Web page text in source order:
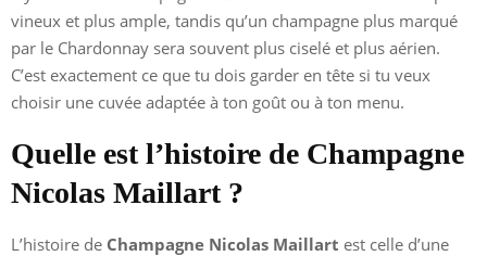
vineux et plus ample, tandis qu’un champagne plus marqué
par le Chardonnay sera souvent plus ciselé et plus aérien.
C’est exactement ce que tu dois garder en tête si tu veux
choisir une cuvée adaptée à ton goût ou à ton menu.
Quelle est l’histoire de Champagne
Nicolas Maillart ?
L’histoire de Champagne Nicolas Maillart est celle d’une